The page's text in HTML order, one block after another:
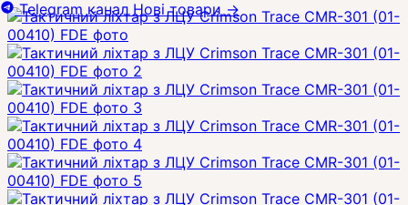
Telegram канал Нові товари→